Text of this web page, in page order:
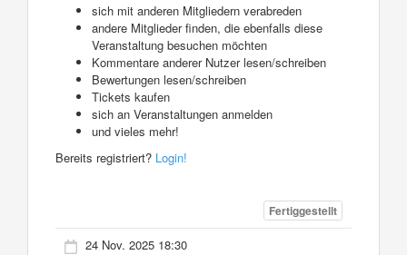
sich mit anderen Mitgliedern verabreden
andere Mitglieder finden, die ebenfalls diese
Veranstaltung besuchen möchten
Kommentare anderer Nutzer lesen/schreiben
Bewertungen lesen/schreiben
Tickets kaufen
sich an Veranstaltungen anmelden
und vieles mehr!
Bereits registriert? Login!
Fertiggestellt
24 Nov. 2025 18:30